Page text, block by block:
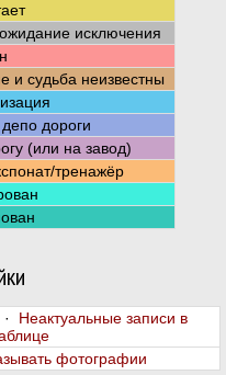
исключения
и судьба неизвестны
дороги
(или на завод)
тренажёр
· Неактуальные записи в
фотографии